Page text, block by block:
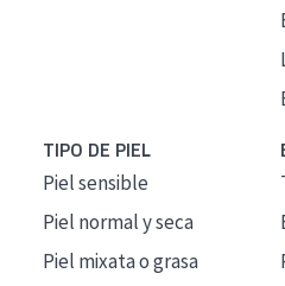
TIPO DE PIEL
Piel sensible
Piel normal y seca
Piel mixata o grasa